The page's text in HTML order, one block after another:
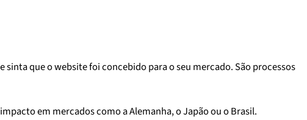
que o website foi concebido para o seu mercado. São processos
em mercados como a Alemanha, o Japão ou o Brasil.